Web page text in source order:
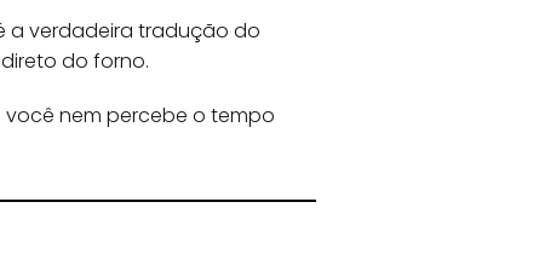
a verdadeira tradução do
do forno.
você nem percebe o tempo